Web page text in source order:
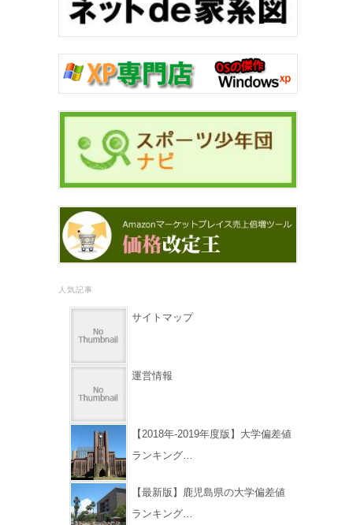
人気記事
サイトマップ
運営情報
【2018年-2019年度版】大学偏差値
ランキング…
【最新版】鹿児島県の大学偏差値
ランキング…